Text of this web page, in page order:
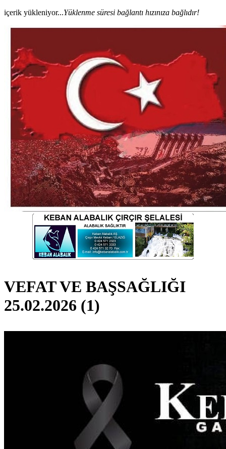
içerik yükleniyor...Yüklenme süresi bağlantı hızınıza bağlıdır!
VEFAT VE BAŞSAĞLIĞI
25.02.2026 (1)